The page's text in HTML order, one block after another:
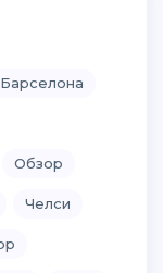
Барселона
Обзор
Челси